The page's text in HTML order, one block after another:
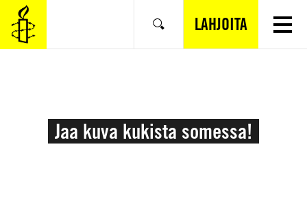
SIIRRY
VARSINAISEEN
SISÄLTÖÖN
Hae LAHJOITA
Jaa kuva kukista somessa!